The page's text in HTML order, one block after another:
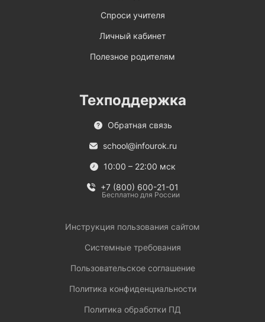
Спроси учителя
Личный кабинет
Полезное родителям
Техподдержка
Обратная связь
school@infourok.ru
10:00 – 22:00 мск
+7 (800) 600-21-01
Бесплатно для России
Инструкция пользования сайтом
Системные требования
Пользовательское соглашение
Политика конфиденциальности
Политика обработки ПД